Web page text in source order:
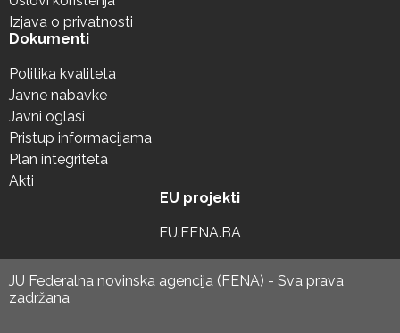
Izjava o privatnosti
Dokumenti
Politika kvaliteta
Javne nabavke
Javni oglasi
Pristup informacijama
Plan integriteta
Akti
EU projekti
EU.FENA.BA
JU Federalna novinska agencija (FENA) - Sva prava
zadržana